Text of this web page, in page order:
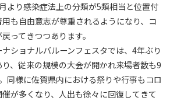
より感染症法上の分類が5類相当と位置付
も自由意志が尊重されるようになり、コ
ってきつつあります。
ショナルバルーンフェスタでは、4年ぶり
、従来の規模の大会が開かれ来場者数も9
同様に佐賀県内における祭りや行事もコロ
が多くなり、人出も徐々に回復してきて